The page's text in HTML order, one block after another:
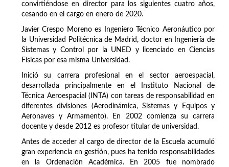
convirtiéndose en director para los siguientes cuatro años,
cesando en el cargo en enero de 2020.
Javier Crespo Moreno es Ingeniero Técnico Aeronáutico por
la Universidad Politécnica de Madrid, doctor en Ingeniería de
Sistemas y Control por la UNED y licenciado en Ciencias
Físicas por esa misma Universidad.
Inició su carrera profesional en el sector aeroespacial,
desarrollada principalmente en el Instituto Nacional de
Técnica Aeroespacial (INTA) con tareas de responsabilidad en
diferentes divisiones (Aerodinámica, Sistemas y Equipos y
Aeronaves y Armamento). En 2002 comienza su carrera
docente y desde 2012 es profesor titular de universidad.
Antes de acceder al cargo de director de la Escuela acumuló
gran experiencia en gestión, pues ha tenido responsabilidades
en la Ordenación Académica. En 2005 fue nombrado